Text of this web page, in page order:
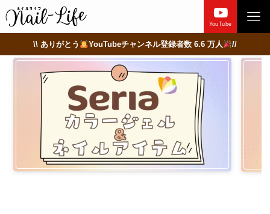
YouTube
\\ ありがとう YouTubeチャンネル登録者数 6.6 万人 //